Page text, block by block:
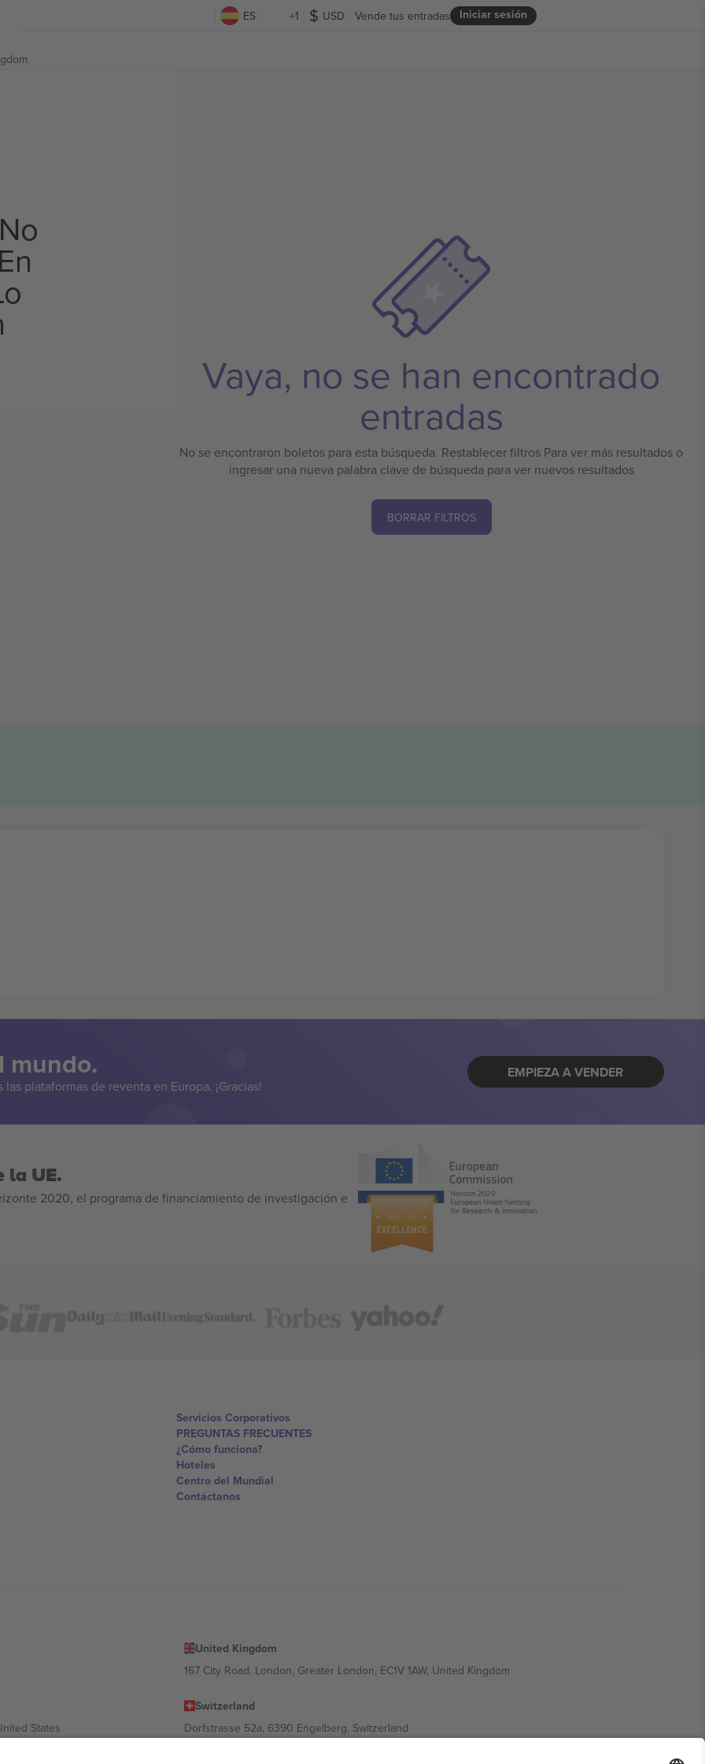
ES +1 USD Iniciar sesión
Vende tus entradas
Vaya, no se han encontrado
entradas
No se encontraron boletos para esta búsqueda. Restablecer filtros Para ver más resultados o
ingresar una nueva palabra clave de búsqueda para ver nuevos resultados
BORRAR FILTROS
mundo.
plataformas de reventa en Europa. ¡Gracias!
EMPIEZA A VENDER
la UE.
2020, el programa de financiamiento de investigación e
Servicios Corporativos
PREGUNTAS FRECUENTES
¿Cómo funciona?
Hoteles
Centro del Mundial
Contáctanos
United Kingdom
167 City Road, London, Greater London, EC1V 1AW, United Kingdom
States
Switzerland
Dorfstrasse 52a, 6390 Engelberg, Switzerland